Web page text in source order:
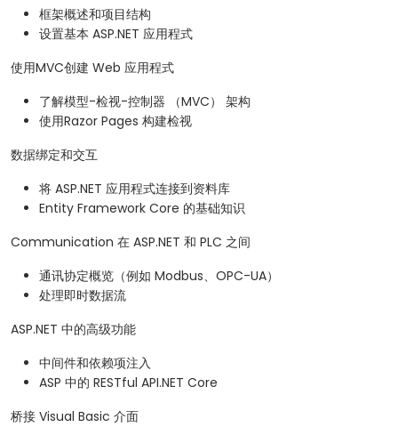
框架概述和项目结构
设置基本 ASP.NET 应用程式
使用MVC创建 Web 应用程式
了解模型-检视-控制器 （MVC） 架构
使用Razor Pages 构建检视
数据绑定和交互
将 ASP.NET 应用程式连接到资料库
Entity Framework Core 的基础知识
Communication 在 ASP.NET 和 PLC 之间
通讯协定概览（例如 Modbus、OPC-UA）
处理即时数据流
ASP.NET 中的高级功能
中间件和依赖项注入
ASP 中的 RESTful API.NET Core
桥接 Visual Basic 介面